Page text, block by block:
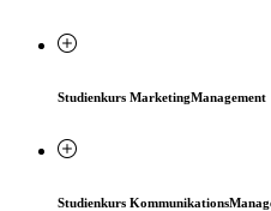
Studienkurs MarketingManagement
Studienkurs